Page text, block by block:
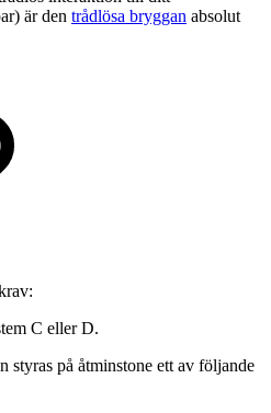
är den trådlösa bryggan absolut
C eller D.
styras på åtminstone ett av följande